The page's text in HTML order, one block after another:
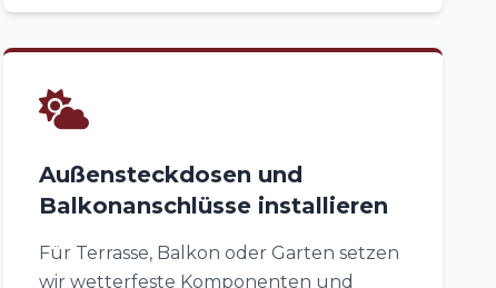
Außensteckdosen und
Balkonanschlüsse installieren
Für Terrasse, Balkon oder Garten setzen
wir wetterfeste Komponenten und